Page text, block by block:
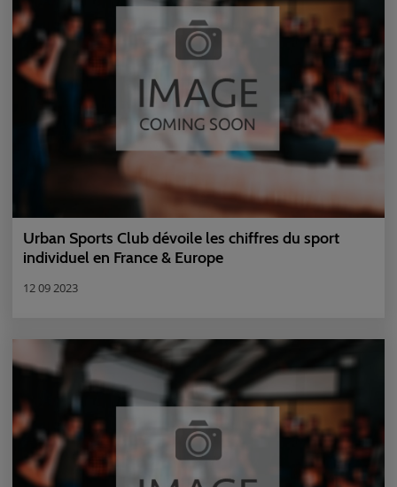
Urban Sports Club dévoile les chiffres du sport
individuel en France & Europe
12 09 2023